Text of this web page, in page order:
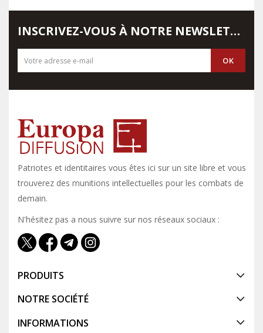
INSCRIVEZ-VOUS À NOTRE NEWSLETTER
Patriotes et identitaires vous êtes ici sur un site libre et vous y
trouverez des munitions intellectuelles pour les combats de
demain.
N'hésitez pas a nous suivre sur nos réseaux sociaux :
PRODUITS
NOTRE SOCIÉTÉ
INFORMATIONS